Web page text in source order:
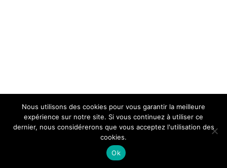
Nous utilisons des cookies pour vous garantir la meilleure
expérience sur notre site. Si vous continuez à utiliser ce
dernier, nous considérerons que vous acceptez l'utilisation des
cookies.
Ok